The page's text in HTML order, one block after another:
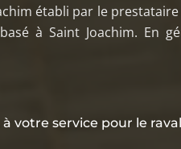
établi par le
à Saint Joachim. En
à votre service pour le